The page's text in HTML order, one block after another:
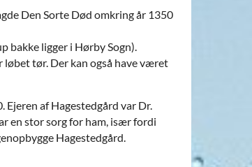
Den Sorte Død omkring år 1350
bakke ligger i Hørby Sogn).
løbet tør. Der kan også have været
af Hagestedgård var Dr.
en stor sorg for ham, især fordi
Hagestedgård.